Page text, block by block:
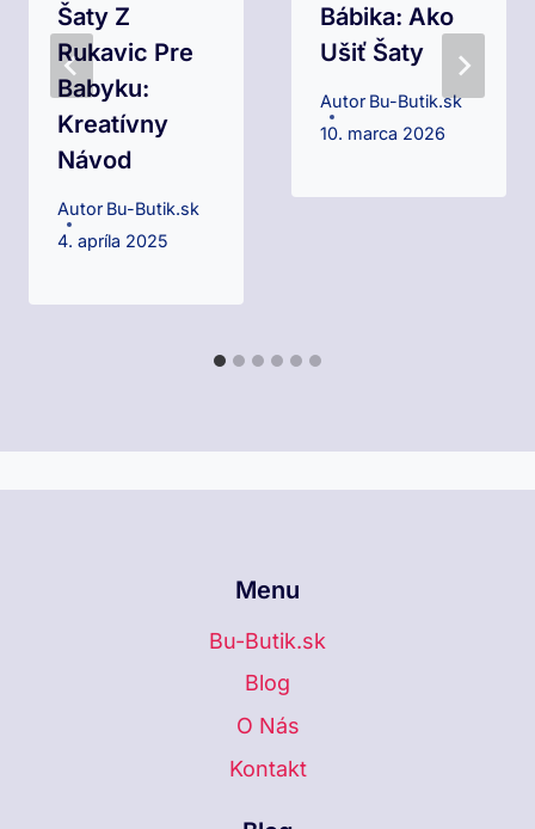
Šaty Z
Rukavic Pre
Babyku:
Kreatívny
Návod
Autor Bu-Butik.sk
4. apríla 2025
Bábika: Ako
Ušiť Šaty
Autor Bu-Butik.sk
10. marca 2026
Menu
Bu-Butik.sk
Blog
O Nás
Kontakt